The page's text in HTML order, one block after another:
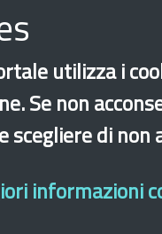
utilizza i
Se non
scegliere di non
informazioni